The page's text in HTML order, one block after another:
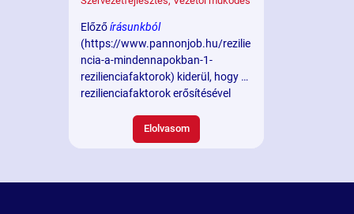
Előzőírásunkból
(https://www.pannonjob.hu/rezilie
ncia-a-mindennapokban-1-
rezilienciafaktorok) kiderül, hogy a
rezilienciafaktorok erősítésével
képességünket, vagyis azt a
képességet, hogy a gyorsan
Elolvasom